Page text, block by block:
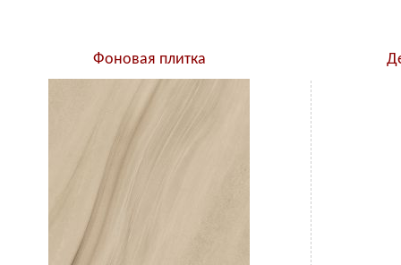
Фоновая плитка